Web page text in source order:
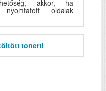
akkor, ha
oldalak
tonert!